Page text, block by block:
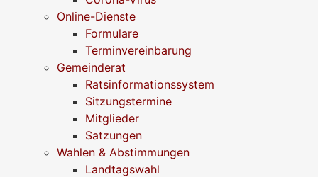
Online-Dienste
Formulare
Terminvereinbarung
Gemeinderat
Ratsinformationssystem
Sitzungstermine
Mitglieder
Satzungen
Wahlen & Abstimmungen
Landtagswahl